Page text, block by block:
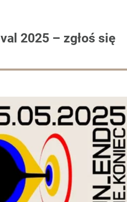
2025 – zgłoś się